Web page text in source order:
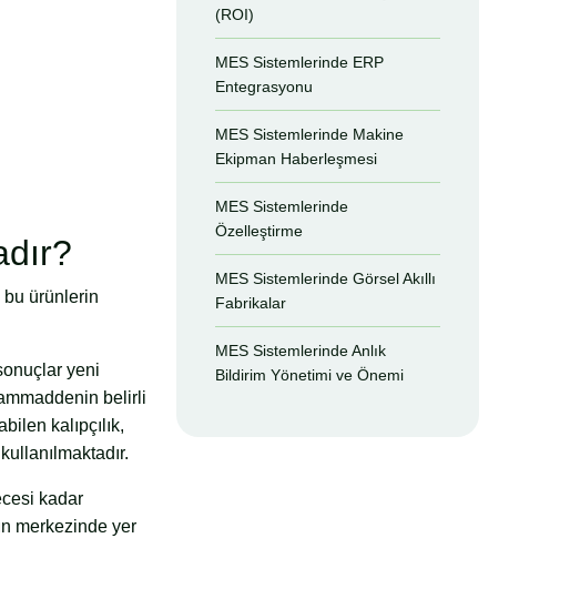
ürünlerin
yeni
belirli
kalıpçılık,
kadar
merkezinde yer
(ROI)
MES Sistemlerinde ERP
Entegrasyonu
MES Sistemlerinde Makine
Ekipman Haberleşmesi
MES Sistemlerinde
Özelleştirme
MES Sistemlerinde Görsel Akıllı
Fabrikalar
MES Sistemlerinde Anlık
Bildirim Yönetimi ve Önemi